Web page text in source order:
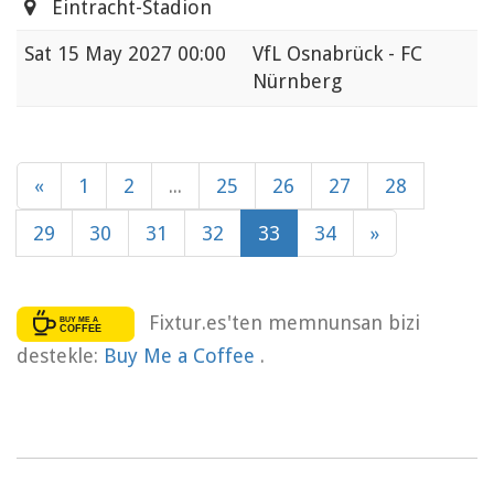
Eintracht-Stadion
Sat 15 May 2027 00:00
VfL Osnabrück - FC
Nürnberg
« 1 2 ... 25 26 27 28
29 30 31 32 33 34 »
Fixtur.es'ten memnunsan bizi
destekle: Buy Me a Coffee .